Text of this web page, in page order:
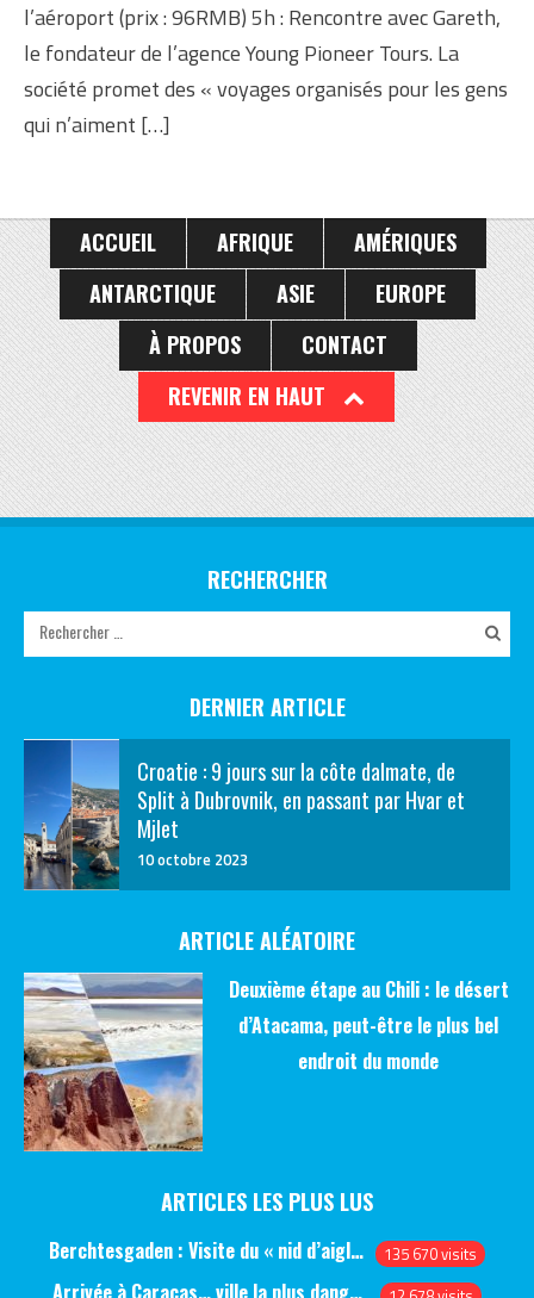
l’aéroport (prix : 96RMB) 5h : Rencontre avec Gareth,
le fondateur de l’agence Young Pioneer Tours. La
société promet des « voyages organisés pour les gens
qui n’aiment […]
ACCUEIL AFRIQUE
AMÉRIQUES
ANTARCTIQUE
ASIE
EUROPE
À PROPOS
CONTACT
REVENIR EN HAUT
RECHERCHER
DERNIER ARTICLE
Croatie : 9 jours sur la côte dalmate, de
Split à Dubrovnik, en passant par Hvar et
Mjlet
10 octobre 2023
ARTICLE ALÉATOIRE
Deuxième étape au Chili : le désert
d’Atacama, peut-être le plus bel
endroit du monde
ARTICLES LES PLUS LUS
Berchtesgaden : Visite du « nid d’aigle » et des bunkers d’Hitler 135 670 visits
Arrivée à Caracas… ville la plus dangereuse du monde (jour 1)